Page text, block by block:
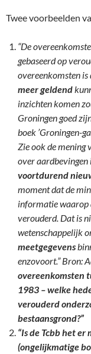
Twee voorbeelden
“De
gebaseerd op
overeenkomsten
meer geldend
inzichten komen
Groningen goed
boek ’Groningen-
Zie ook de mening
over aardbevingen
voortdurend
moment dat de
informatie waarop
verouderd. Dat is
wetenschappelijk
meetgegevens
enzovoort.” Bron:
overeenkomsten
1983 – welke
verouderd
bestaansgrond?”
“Is de Tcbb het
(ongelijkmatige